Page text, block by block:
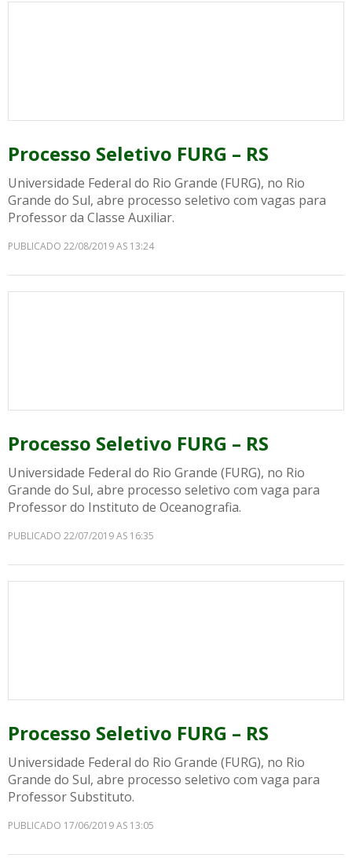
Processo Seletivo FURG – RS
Universidade Federal do Rio Grande (FURG), no Rio
Grande do Sul, abre processo seletivo com vagas para
Professor da Classe Auxiliar.
PUBLICADO 22/08/2019 AS 13:24
Processo Seletivo FURG – RS
Universidade Federal do Rio Grande (FURG), no Rio
Grande do Sul, abre processo seletivo com vaga para
Professor do Instituto de Oceanografia.
PUBLICADO 22/07/2019 AS 16:35
Processo Seletivo FURG – RS
Universidade Federal do Rio Grande (FURG), no Rio
Grande do Sul, abre processo seletivo com vaga para
Professor Substituto.
PUBLICADO 17/06/2019 AS 13:05